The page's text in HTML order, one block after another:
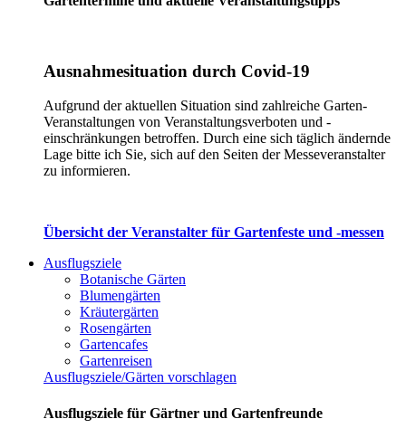
Ausnahmesituation durch Covid-19
Aufgrund der aktuellen Situation sind zahlreiche Garten-
Veranstaltungen von Veranstaltungsverboten und -
einschränkungen betroffen. Durch eine sich täglich ändernde
Lage bitte ich Sie, sich auf den Seiten der Messeveranstalter
zu informieren.
Übersicht der Veranstalter für Gartenfeste und -messen
Ausflugsziele
Botanische Gärten
Blumengärten
Kräutergärten
Rosengärten
Gartencafes
Gartenreisen
Ausflugsziele/Gärten vorschlagen
Ausflugsziele für Gärtner und Gartenfreunde